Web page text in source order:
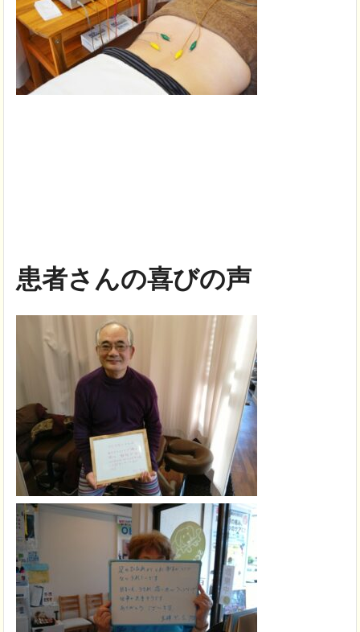
患者さんの喜びの声